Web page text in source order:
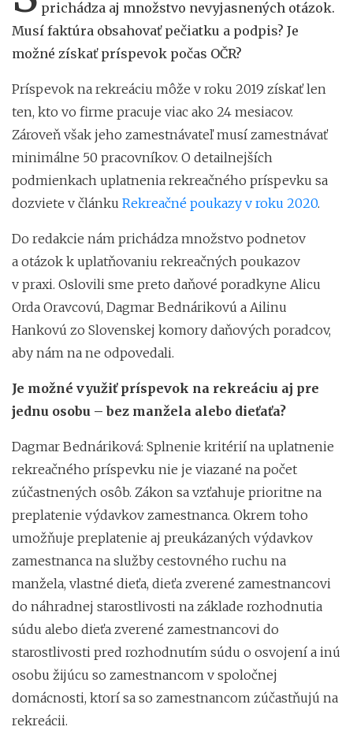
prichádza aj množstvo nevyjasnených otázok.
Musí faktúra obsahovať pečiatku a podpis? Je
možné získať príspevok počas OČR?
Príspevok na rekreáciu môže v roku 2019 získať len
ten, kto vo firme pracuje viac ako 24 mesiacov.
Zároveň však jeho zamestnávateľ musí zamestnávať
minimálne 50 pracovníkov. O detailnejších
podmienkach uplatnenia rekreačného príspevku sa
dozviete v článku Rekreačné poukazy v roku 2020.
Do redakcie nám prichádza množstvo podnetov
a otázok k uplatňovaniu rekreačných poukazov
v praxi. Oslovili sme preto daňové poradkyne Alicu
Orda Oravcovú, Dagmar Bednárikovú a Ailinu
Hankovú zo Slovenskej komory daňových poradcov,
aby nám na ne odpovedali.
Je možné využiť príspevok na rekreáciu aj pre
jednu osobu – bez manžela alebo dieťaťa?
Dagmar Bednáriková: Splnenie kritérií na uplatnenie
rekreačného príspevku nie je viazané na počet
zúčastnených osôb. Zákon sa vzťahuje prioritne na
preplatenie výdavkov zamestnanca. Okrem toho
umožňuje preplatenie aj preukázaných výdavkov
zamestnanca na služby cestovného ruchu na
manžela, vlastné dieťa, dieťa zverené zamestnancovi
do náhradnej starostlivosti na základe rozhodnutia
súdu alebo dieťa zverené zamestnancovi do
starostlivosti pred rozhodnutím súdu o osvojení a inú
osobu žijúcu so zamestnancom v spoločnej
domácnosti, ktorí sa so zamestnancom zúčastňujú na
rekreácii.